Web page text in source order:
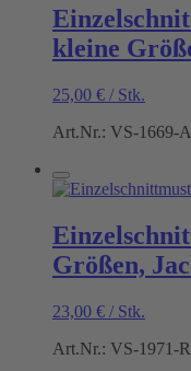
kleine
25,00 € / Stk.
Art.Nr.: VS-1669-
Größen,
23,00 € / Stk.
Art.Nr.: VS-1971-